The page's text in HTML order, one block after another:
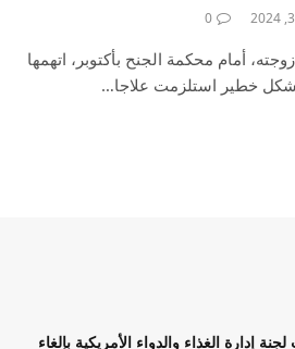
0
أمام محكمة الجنح بأكتوبر، اتهمها
خطير استلزمت علاجا…
إدارة الغذاء والدواء الأمريكية بإلغاء